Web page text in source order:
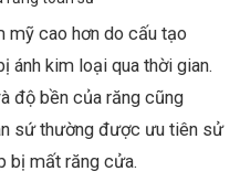
mỹ cao hơn do cấu tạo
ánh kim loại qua thời gian.
độ bền của răng cũng
sứ thường được ưu tiên sử
bị mất răng cửa.